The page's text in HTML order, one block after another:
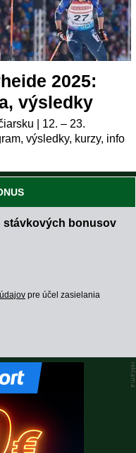
2025:
výsledky
| 12. – 23.
výsledky, kurzy, info
stávkových bonusov
pre účel zasielania